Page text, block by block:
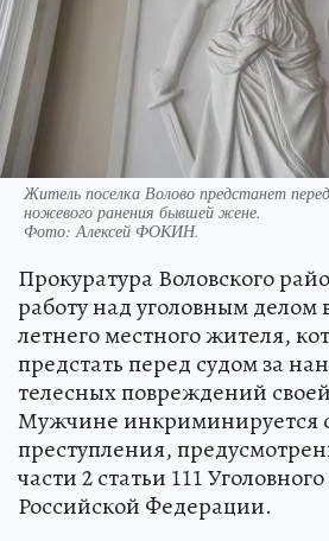
Житель поселка Волово предстанет
ножевого ранения бывшей жене.
Фото:Алексей ФОКИН.
Прокуратура Воловского
работу над уголовным
летнего местного жителя,
предстать перед судом за
телесных повреждений
Мужчине инкриминируется
преступления,
части 2 статьи 111
Российской Федерации.